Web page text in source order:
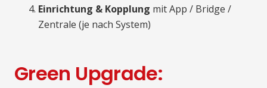
Einrichtung & Kopplung mit App / Bridge /
Zentrale (je nach System)
Green Upgrade: